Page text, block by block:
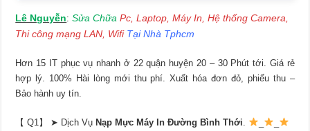
Lê Nguyễn:Sửa Chữa Pc, Laptop, Máy In, Hệ thống Camera,
Thi công mạng LAN, Wifi Tại Nhà Tphcm
Hơn 15 IT phục vụ nhanh ở 22 quận huyện 20 – 30 Phút tới. Giá rẻ
hợp lý. 100% Hài lòng mới thu phí. Xuất hóa đơn đỏ, phiếu thu –
Bảo hành uy tín.
【 Q1】 ➤ Dịch VụNạp Mực Máy In Đường Bình Thới